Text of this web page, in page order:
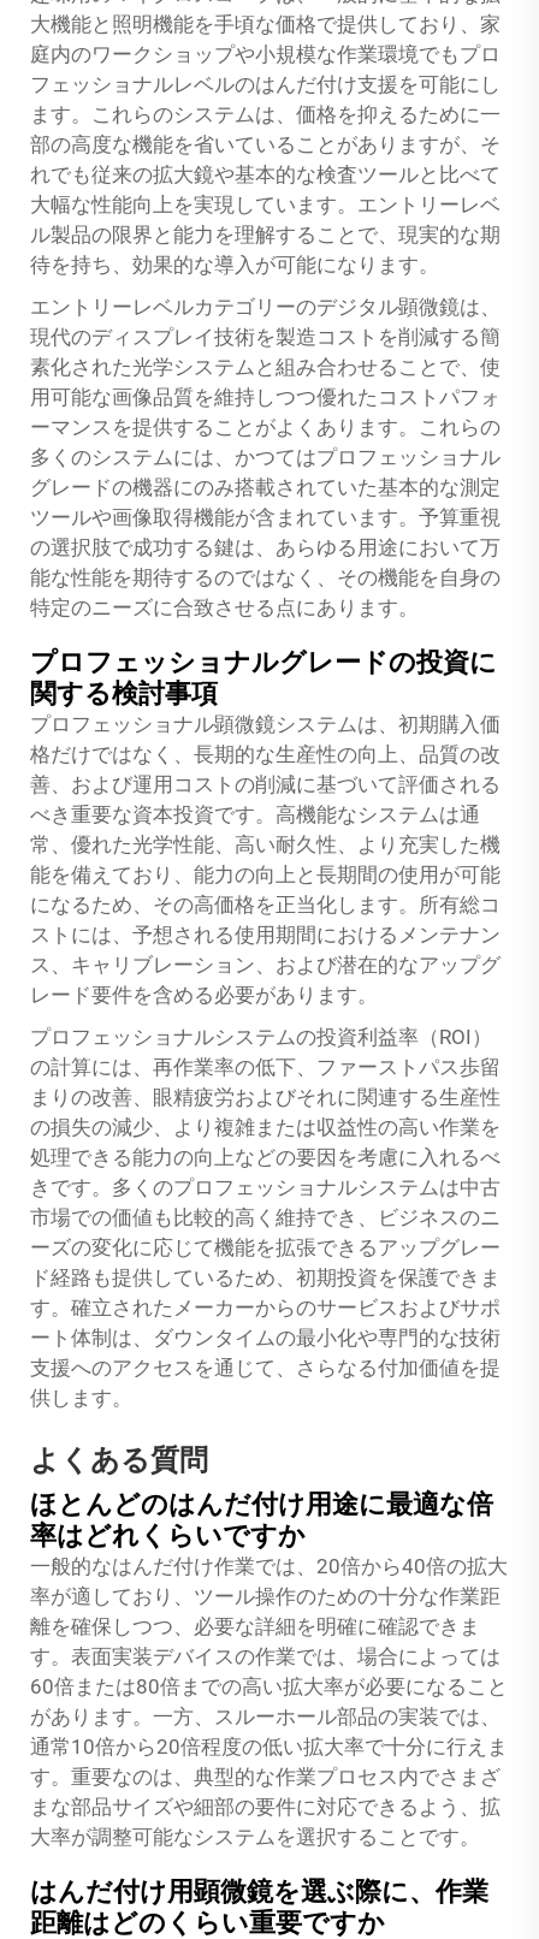
大機能と照明機能を手頃な価格で提供しており、家
庭内のワークショップや小規模な作業環境でもプロ
フェッショナルレベルのはんだ付け支援を可能にし
ます。これらのシステムは、価格を抑えるために一
部の高度な機能を省いていることがありますが、そ
れでも従来の拡大鏡や基本的な検査ツールと比べて
大幅な性能向上を実現しています。エントリーレベ
ル製品の限界と能力を理解することで、現実的な期
待を持ち、効果的な導入が可能になります。
エントリーレベルカテゴリーのデジタル顕微鏡は、
現代のディスプレイ技術を製造コストを削減する簡
素化された光学システムと組み合わせることで、使
用可能な画像品質を維持しつつ優れたコストパフォ
ーマンスを提供することがよくあります。これらの
多くのシステムには、かつてはプロフェッショナル
グレードの機器にのみ搭載されていた基本的な測定
ツールや画像取得機能が含まれています。予算重視
の選択肢で成功する鍵は、あらゆる用途において万
能な性能を期待するのではなく、その機能を自身の
特定のニーズに合致させる点にあります。
プロフェッショナルグレードの投資に
関する検討事項
プロフェッショナル顕微鏡システムは、初期購入価
格だけではなく、長期的な生産性の向上、品質の改
善、および運用コストの削減に基づいて評価される
べき重要な資本投資です。高機能なシステムは通
常、優れた光学性能、高い耐久性、より充実した機
能を備えており、能力の向上と長期間の使用が可能
になるため、その高価格を正当化します。所有総コ
ストには、予想される使用期間におけるメンテナン
ス、キャリブレーション、および潜在的なアップグ
レード要件を含める必要があります。
プロフェッショナルシステムの投資利益率（ROI）
の計算には、再作業率の低下、ファーストパス歩留
まりの改善、眼精疲労およびそれに関連する生産性
の損失の減少、より複雑または収益性の高い作業を
処理できる能力の向上などの要因を考慮に入れるべ
きです。多くのプロフェッショナルシステムは中古
市場での価値も比較的高く維持でき、ビジネスのニ
ーズの変化に応じて機能を拡張できるアップグレー
ド経路も提供しているため、初期投資を保護できま
す。確立されたメーカーからのサービスおよびサポ
ート体制は、ダウンタイムの最小化や専門的な技術
支援へのアクセスを通じて、さらなる付加価値を提
供します。
よくある質問
ほとんどのはんだ付け用途に最適な倍
率はどれくらいですか
一般的なはんだ付け作業では、20倍から40倍の拡大
率が適しており、ツール操作のための十分な作業距
離を確保しつつ、必要な詳細を明確に確認できま
す。表面実装デバイスの作業では、場合によっては
60倍または80倍までの高い拡大率が必要になること
があります。一方、スルーホール部品の実装では、
通常10倍から20倍程度の低い拡大率で十分に行えま
す。重要なのは、典型的な作業プロセス内でさまざ
まな部品サイズや細部の要件に対応できるよう、拡
大率が調整可能なシステムを選択することです。
はんだ付け用顕微鏡を選ぶ際に、作業
距離はどのくらい重要ですか